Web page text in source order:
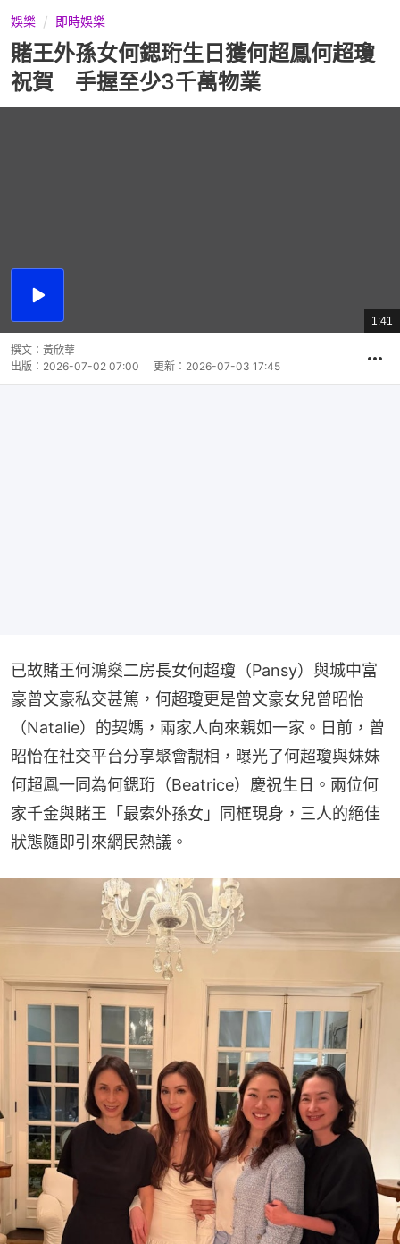
娛樂 即時娛樂
賭王外孫女何鍶珩生日獲何超鳳何超瓊
祝賀 手握至少3千萬物業
播
片
總
共
1:41
撰文： 黃欣華
出版： 2026-07-02 07:00 更新： 2026-07-03 17:45
已故賭王何鴻燊二房長女何超瓊（Pansy）與城中富
豪曾文豪私交甚篤，何超瓊更是曾文豪女兒曾昭怡
（Natalie）的契媽，兩家人向來親如一家。日前，曾
昭怡在社交平台分享聚會靚相，曝光了何超瓊與妹妹
何超鳳一同為何鍶珩（Beatrice）慶祝生日。兩位何
家千金與賭王「最索外孫女」同框現身，三人的絕佳
狀態隨即引來網民熱議。